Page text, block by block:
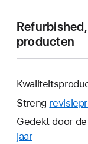
producten
Streng
Gedekt door de
jaarHierdoor